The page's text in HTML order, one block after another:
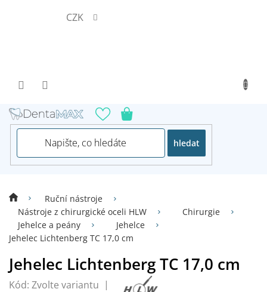
CZK
hledat
Ruční nástroje
Nástroje z chirurgické oceli HLW
Chirurgie
Jehelce a peány
Jehelce
Jehelec Lichtenberg TC 17,0 cm
Jehelec Lichtenberg TC 17,0 cm
Kód: Zvolte variantu